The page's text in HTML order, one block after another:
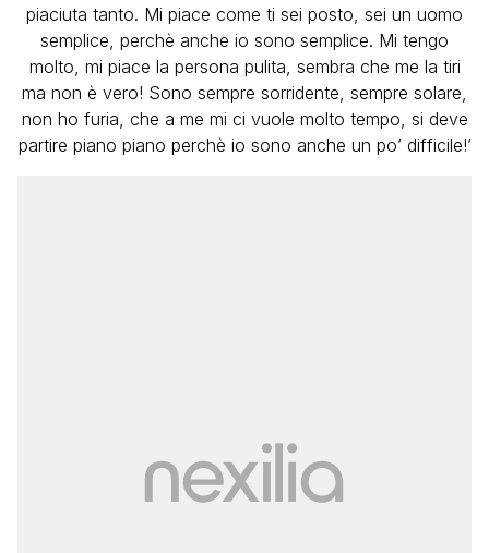
piaciuta tanto. Mi piace come ti sei posto, sei un uomo
semplice, perchè anche io sono semplice. Mi tengo
molto, mi piace la persona pulita, sembra che me la tiri
ma non è vero! Sono sempre sorridente, sempre solare,
non ho furia, che a me mi ci vuole molto tempo, si deve
partire piano piano perchè io sono anche un po’ difficile!’